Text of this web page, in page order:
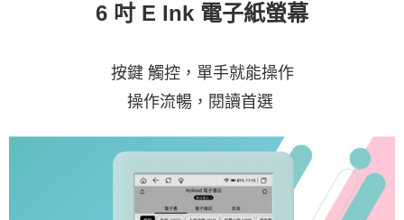
6 吋 E Ink 電子紙螢幕
按鍵 觸控，單手就能操作
操作流暢，閱讀首選